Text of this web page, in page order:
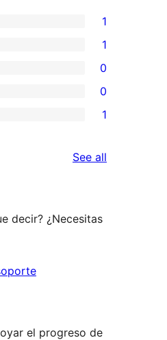
1
1
0
0
1
See all
decir? ¿Necesitas
el progreso de